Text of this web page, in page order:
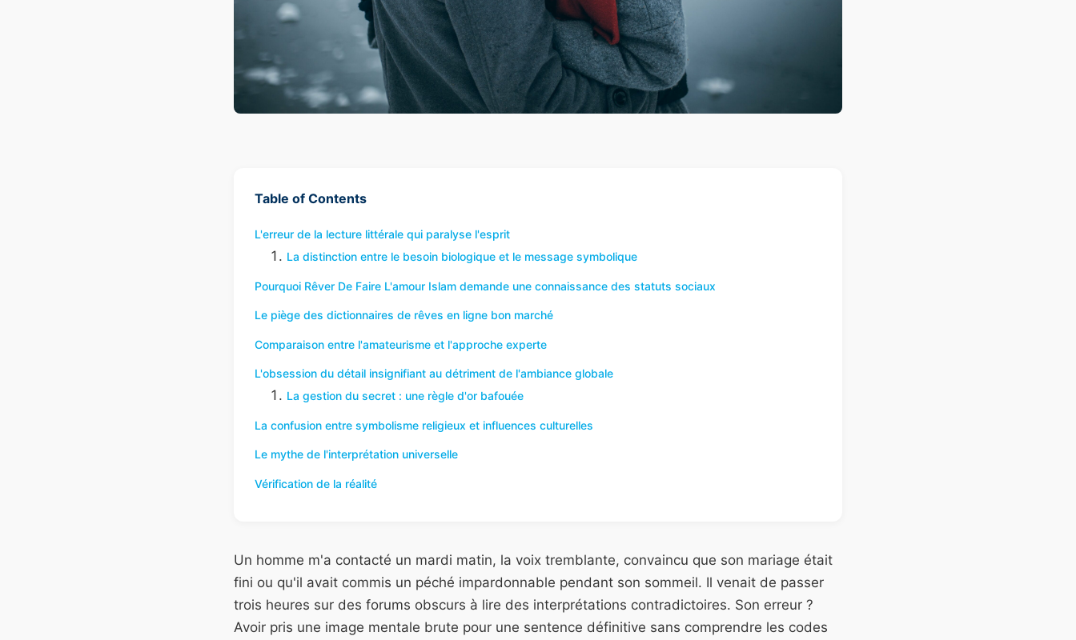
Table of Contents
L'erreur de la lecture littérale qui paralyse l'esprit
La distinction entre le besoin biologique et le message symbolique
Pourquoi Rêver De Faire L'amour Islam demande une connaissance des statuts sociaux
Le piège des dictionnaires de rêves en ligne bon marché
Comparaison entre l'amateurisme et l'approche experte
L'obsession du détail insignifiant au détriment de l'ambiance globale
La gestion du secret : une règle d'or bafouée
La confusion entre symbolisme religieux et influences culturelles
Le mythe de l'interprétation universelle
Vérification de la réalité
Un homme m'a contacté un mardi matin, la voix tremblante, convaincu que son mariage était
fini ou qu'il avait commis un péché impardonnable pendant son sommeil. Il venait de passer
trois heures sur des forums obscurs à lire des interprétations contradictoires. Son erreur ?
Avoir pris une image mentale brute pour une sentence définitive sans comprendre les codes